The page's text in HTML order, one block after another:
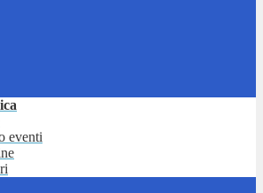
eventi